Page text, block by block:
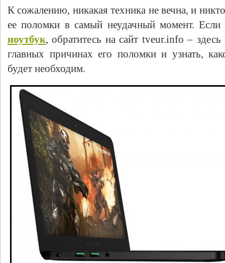
К сожалению, никакая техника не вечна, и
ее поломки в самый неудачный момент.
ноутбук, обратитесь на сайт tveur.info –
главных причинах его поломки и узнать,
будет необходим.